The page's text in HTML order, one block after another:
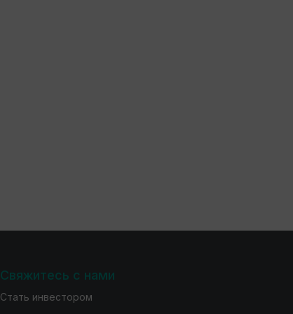
Свяжитесь с нами
Стать инвестором